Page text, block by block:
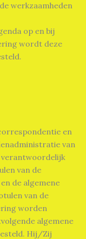
werkzaamheden
op en bij
wordt deze
en
van
van de
de algemene
van de
worden
algemene
Hij/Zij